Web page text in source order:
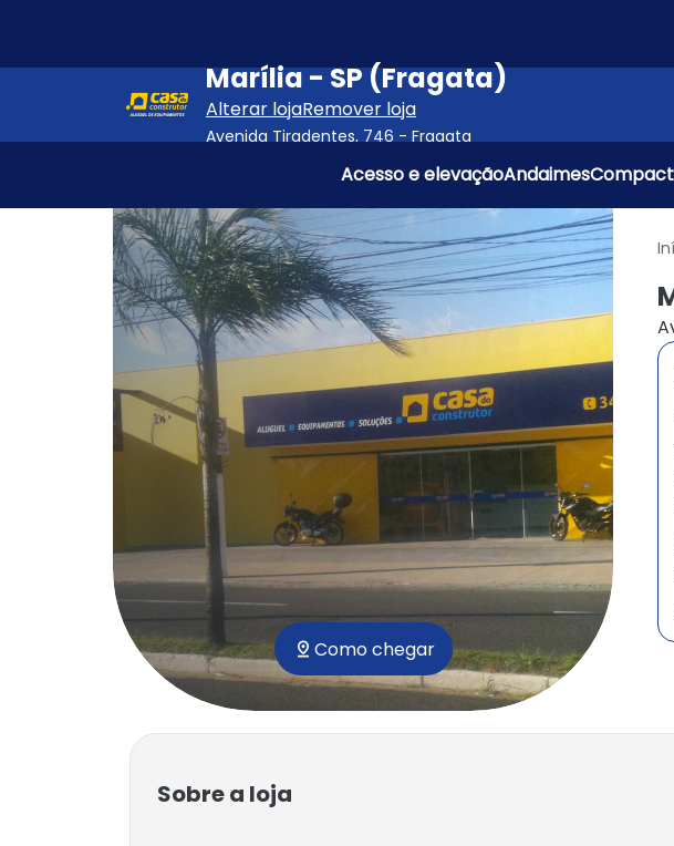
Marília - SP (Fragata)
Alterar lojaRemover loja
Avenida Tiradentes, 746 - Fragata
Acesso e elevaçãoAndaimes
Como chegar
Sobre a loja